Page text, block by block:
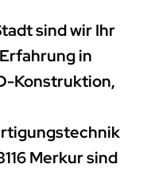
sind wir Ihr
in
Konstruktion,
Merkur sind